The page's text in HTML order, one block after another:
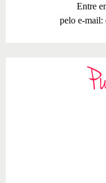
Entre
pelo e-mail: